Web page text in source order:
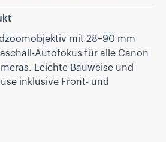
mit 28–90 mm
Autofokus für alle Canon
Leichte Bauweise und
inklusive Front- und